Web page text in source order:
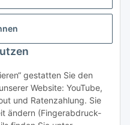
gestatten Sie den
Website: YouTube,
und Ratenzahlung. Sie
ändern (Fingerabdruck-